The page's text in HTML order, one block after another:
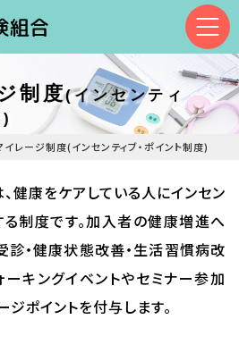
制度(インセンティ
イレージ制度(インセンティブ・ポイント制度)
健康をケアしている人にインセン
る制度です。加入者の健康増進へ
診・健康状態改善・生活習慣病改
ーキングイベントやセミナー参加
ジポイントを付与します。